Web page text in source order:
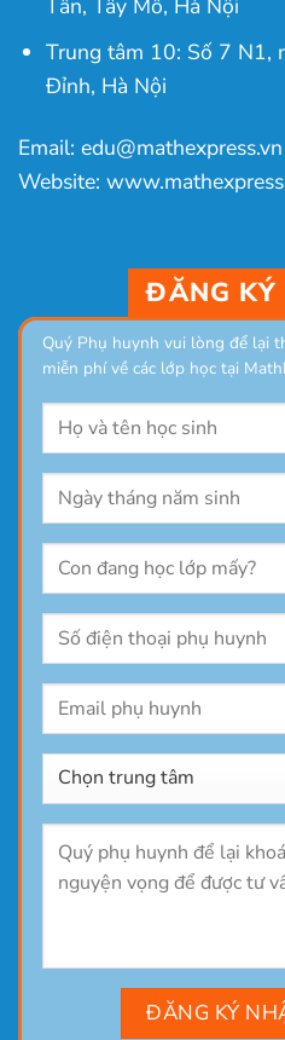
Trung tâm 10: Số 7 N1,
Đỉnh, Hà Nội
Email: edu@mathexpress.vn
Website:
ĐĂNG KÝ
Quý Phụ huynh vui lòng để lại
miễn phí về các lớp học tại